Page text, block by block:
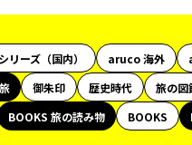
リーズ（国内） aruco 海外
御朱印 歴史時代 旅の図
BOOKS 旅の読み物 BOOKS